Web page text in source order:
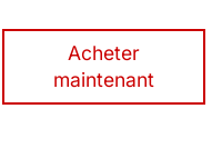
​Acheter
maintenant